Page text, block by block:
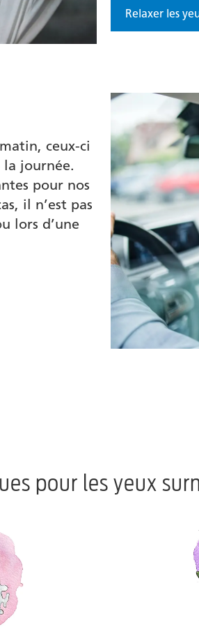
Relaxer les
ceux-ci
journée.
pour nos
il n’est pas
lors d’une
pour les yeux